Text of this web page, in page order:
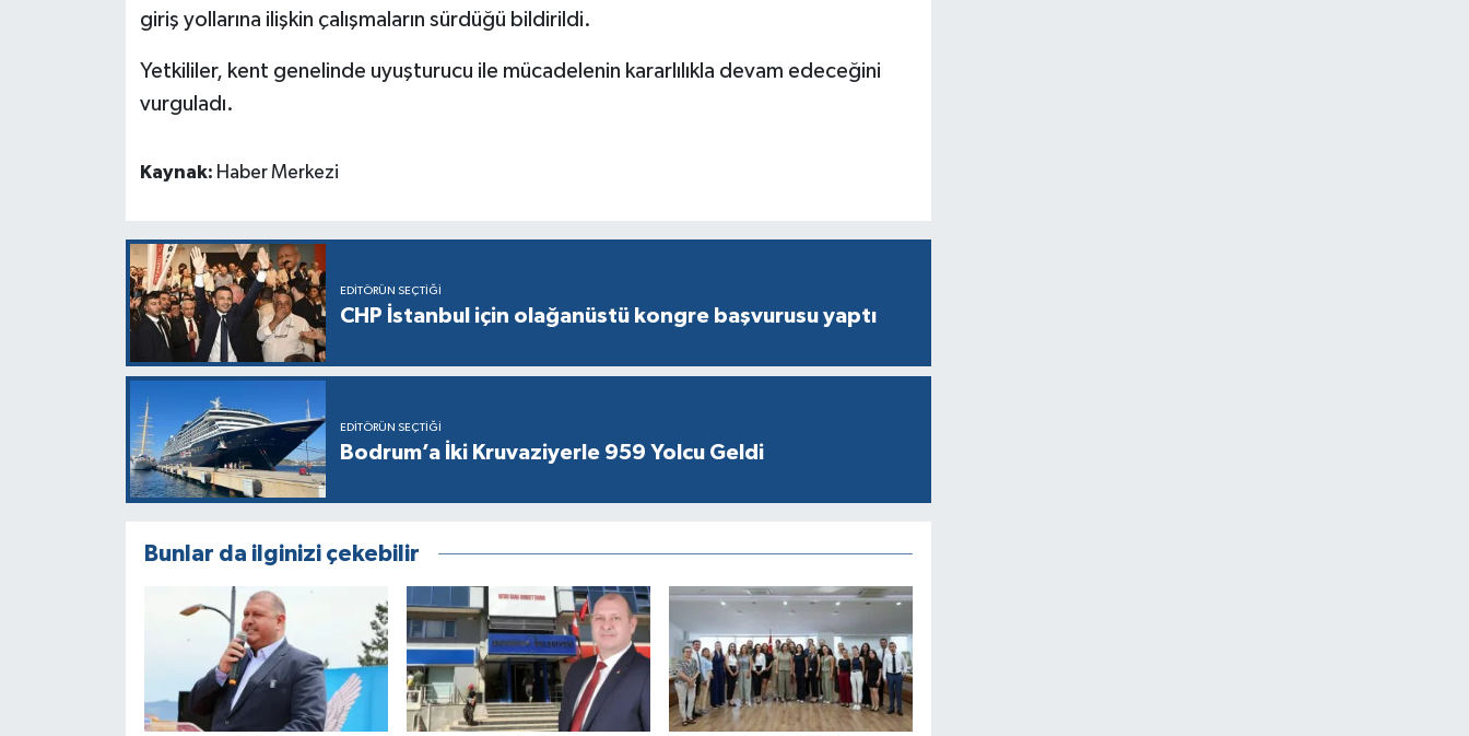
giriş yollarına ilişkin çalışmaların sürdüğü bildirildi.
Yetkililer, kent genelinde uyuşturucu ile mücadelenin kararlılıkla devam edeceğini
vurguladı.
Kaynak: Haber Merkezi
EDITÖRÜN SEÇTIĞI
CHP İstanbul için olağanüstü kongre başvurusu yaptı
EDITÖRÜN SEÇTIĞI
Bodrum’a İki Kruvaziyerle 959 Yolcu Geldi
Bunlar da ilginizi çekebilir